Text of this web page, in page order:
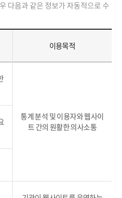
다음과 같은 정보가 자동적으로 수
이용목적
통계 분석 및 이용자와 웹사이
트 간의 원활한 의사소통